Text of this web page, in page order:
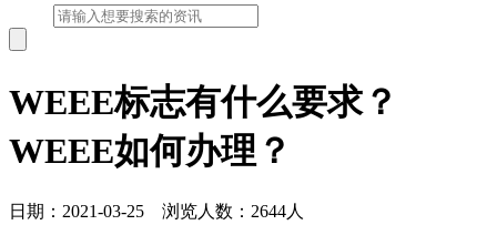
WEEE标志有什么要求？
WEEE如何办理？
日期：2021-03-25 浏览人数：2644人